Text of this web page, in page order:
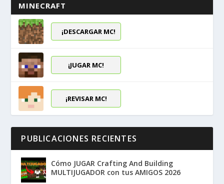
MINECRAFT
¡DESCARGAR MC!
¡JUGAR MC!
¡REVISAR MC!
PUBLICACIONES RECIENTES
Cómo JUGAR Crafting And Building
MULTIJUGADOR con tus AMIGOS 2026